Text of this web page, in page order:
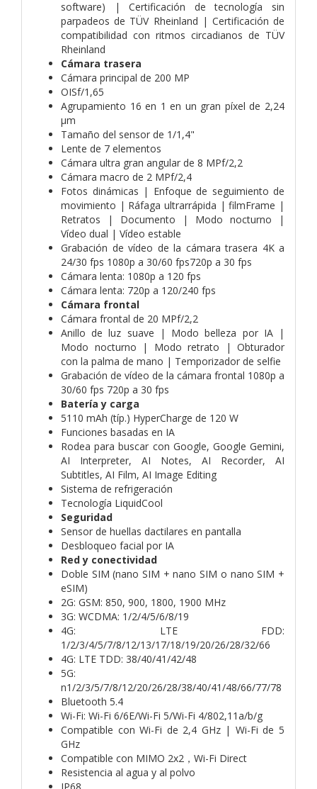
software) | Certificación de tecnología sin
parpadeos de TÜV Rheinland | Certificación de
compatibilidad con ritmos circadianos de TÜV
Rheinland
Cámara trasera
Cámara principal de 200 MP
OISf/1,65
Agrupamiento 16 en 1 en un gran píxel de 2,24
μm
Tamaño del sensor de 1/1,4"
Lente de 7 elementos
Cámara ultra gran angular de 8 MPf/2,2
Cámara macro de 2 MPf/2,4
Fotos dinámicas | Enfoque de seguimiento de
movimiento | Ráfaga ultrarrápida | filmFrame |
Retratos | Documento | Modo nocturno |
Vídeo dual | Vídeo estable
Grabación de vídeo de la cámara trasera 4K a
24/30 fps 1080p a 30/60 fps720p a 30 fps
Cámara lenta: 1080p a 120 fps
Cámara lenta: 720p a 120/240 fps
Cámara frontal
Cámara frontal de 20 MPf/2,2
Anillo de luz suave | Modo belleza por IA |
Modo nocturno | Modo retrato | Obturador
con la palma de mano | Temporizador de selfie
Grabación de vídeo de la cámara frontal 1080p a
30/60 fps 720p a 30 fps
Batería y carga
5110 mAh (típ.) HyperCharge de 120 W
Funciones basadas en IA
Rodea para buscar con Google, Google Gemini,
AI Interpreter, AI Notes, AI Recorder, AI
Subtitles, AI Film, AI Image Editing
Sistema de refrigeración
Tecnología LiquidCool
Seguridad
Sensor de huellas dactilares en pantalla
Desbloqueo facial por IA
Red y conectividad
Doble SIM (nano SIM + nano SIM o nano SIM +
eSIM)
2G: GSM: 850, 900, 1800, 1900 MHz
3G: WCDMA: 1/2/4/5/6/8/19
4G: LTE FDD:
1/2/3/4/5/7/8/12/13/17/18/19/20/26/28/32/66
4G: LTE TDD: 38/40/41/42/48
5G:
n1/2/3/5/7/8/12/20/26/28/38/40/41/48/66/77/78
Bluetooth 5.4
Wi-Fi: Wi-Fi 6/6E/Wi-Fi 5/Wi-Fi 4/802,11a/b/g
Compatible con Wi-Fi de 2,4 GHz | Wi-Fi de 5
GHz
Compatible con MIMO 2x2，Wi-Fi Direct
Resistencia al agua y al polvo
IP68